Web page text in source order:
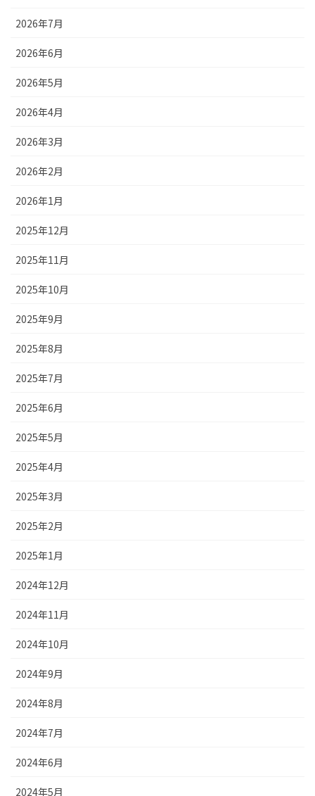
2026年7月
2026年6月
2026年5月
2026年4月
2026年3月
2026年2月
2026年1月
2025年12月
2025年11月
2025年10月
2025年9月
2025年8月
2025年7月
2025年6月
2025年5月
2025年4月
2025年3月
2025年2月
2025年1月
2024年12月
2024年11月
2024年10月
2024年9月
2024年8月
2024年7月
2024年6月
2024年5月